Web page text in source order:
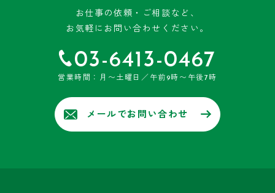
お仕事の依頼・ご相談など、
お気軽にお問い合わせください。
03-6413-0467
営業時間：月〜土曜日／午前9時〜午後7時
メールでお問い合わせ